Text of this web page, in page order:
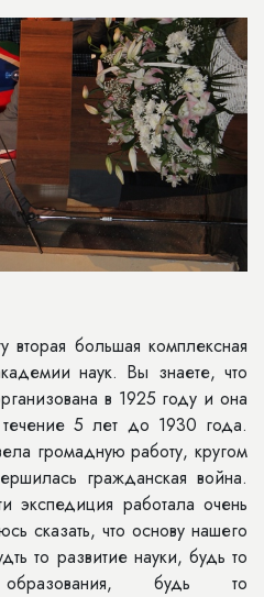
вторая большая комплексная
наук. Вы знаете, что
в 1925 году и она
5 лет до 1930 года.
громадную работу, кругом
гражданская война.
экспедиция работала очень
сказать, что основу нашего
то развитие науки, будь то
будь то